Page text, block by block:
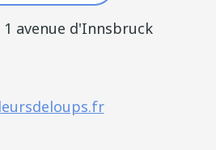
avenue d'Innsbruck